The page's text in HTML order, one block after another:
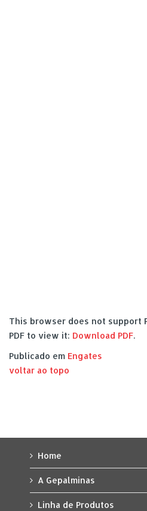
This browser does not support
PDF to view it: Download PDF.
Publicado em Engates
voltar ao topo
Home
A Gepalminas
Linha de Produtos